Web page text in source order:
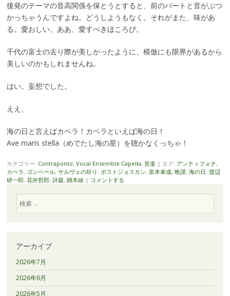
後発のテーマの音高関係を保とうとすると、前のパートと音がぶつ
かっちゃうんですよね。どうしようもなく。それがまた、味があ
る。愛おしい。ああ、愛すべきほころび。
千代の富士の去り際が美しかったように、模倣にも限界があるから
美しいのかもしれませんね。
はい。妄想でした。
ええ、
海の日と言えばカペラ！カペラといえば海の日！
Ave maris stella（めでたし海の星）を聴かなくっちゃ！
カテゴリー: Contraponto, Vocal Ensemble Capella, 音楽 | タグ: アンティフォナ,
カペラ, ゴンベール, サルヴェの祈り, ポストジョスカン, 富本泰成, 晩課, 海の日, 渡辺
研一郎, 花井哲郎, 詩篇, 鏑木綾 | コメントする
索
アーカイブ
2026年7月
2026年6月
2026年5月